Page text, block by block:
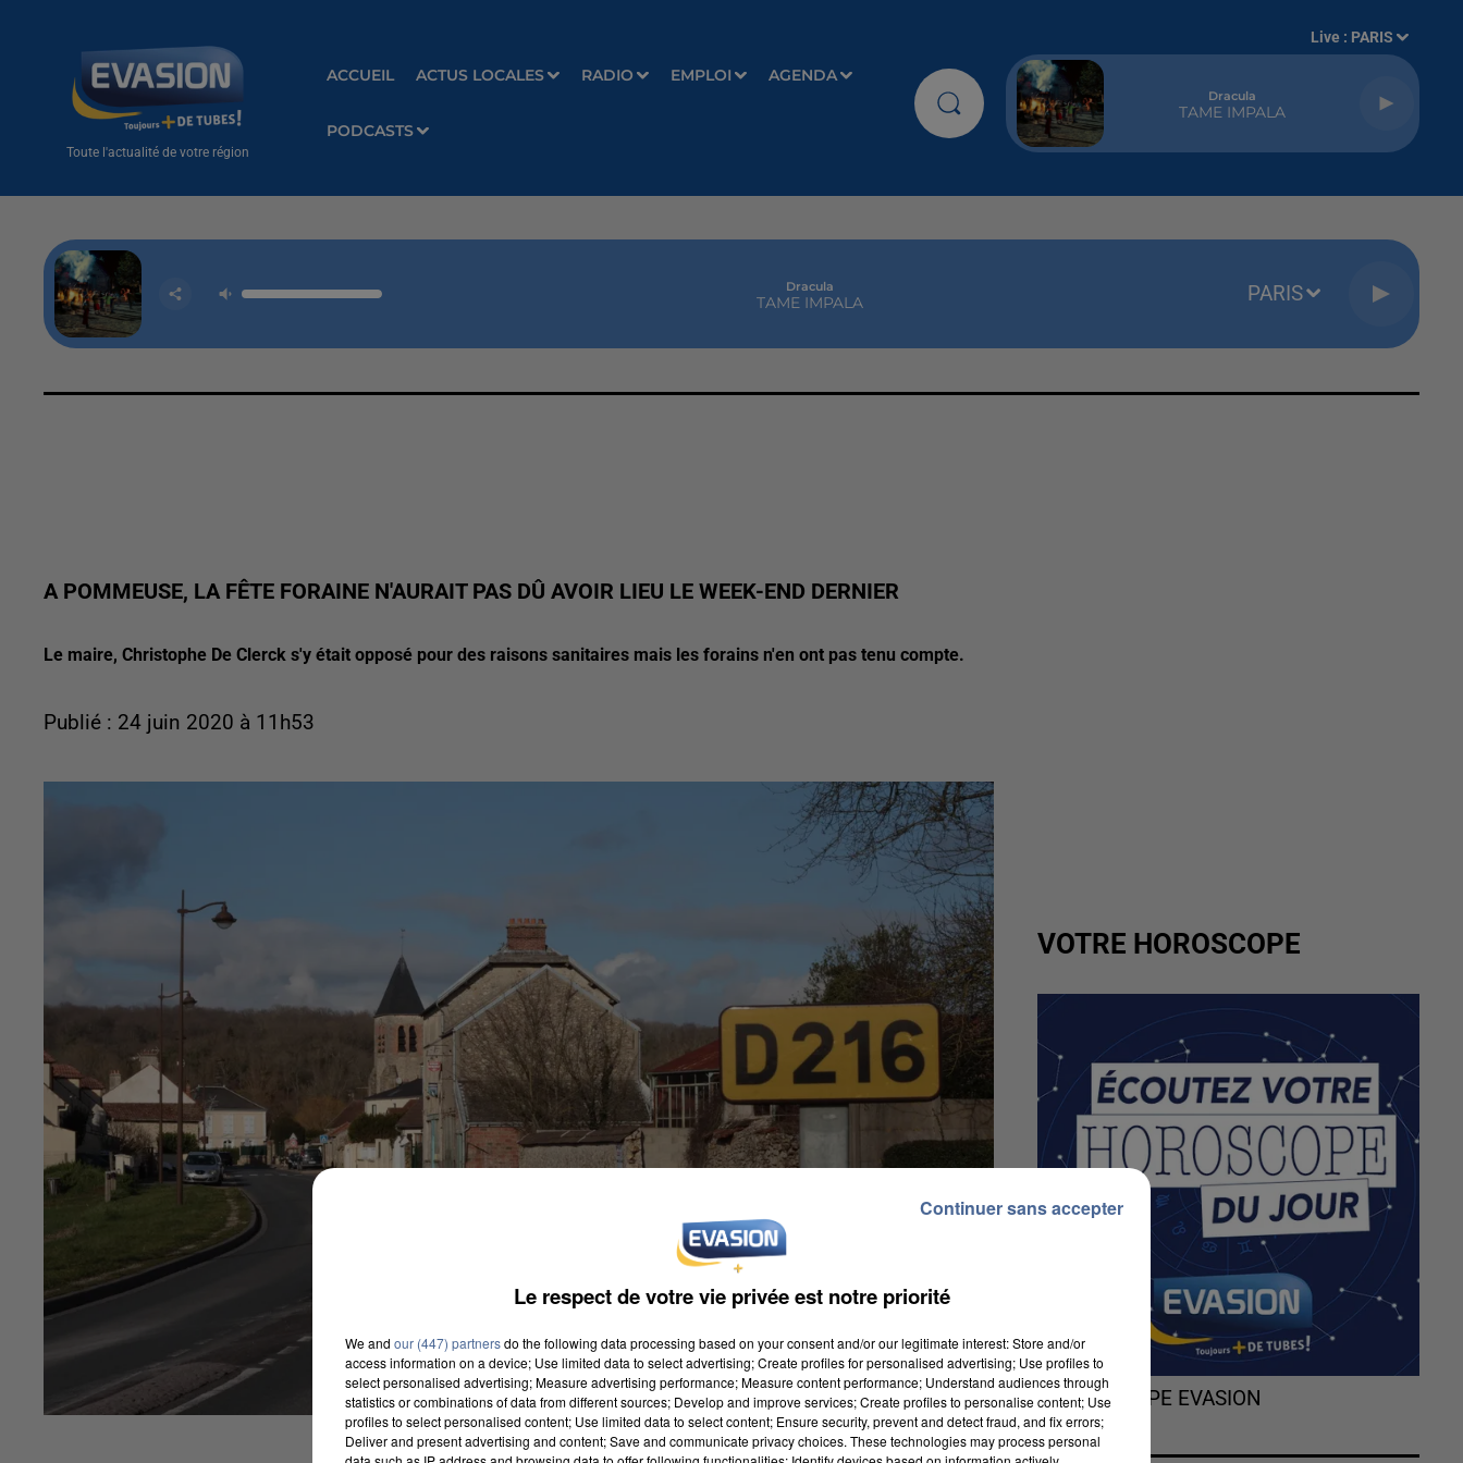
Toute l'actualité de votre région
ACCUEIL ACTUS LOCALES RADIO EMPLOI AGENDA
PODCASTS
Live : PARIS
Dracula
TAME IMPALA
Dracula
TAME IMPALA PARIS
A POMMEUSE, LA FÊTE FORAINE N'AURAIT PAS DÛ AVOIR LIEU LE WEEK-END DERNIER
Le maire, Christophe De Clerck s'y était opposé pour des raisons sanitaires mais les forains n'en ont pas tenu compte.
Publié : 24 juin 2020 à 11h53
VOTRE HOROSCOPE
L'HOROSCOPE EVASION
Le respect de votre vie privée est notre priorité
We and our (447) partnersdo the following data processing based on your consent and/or our legitimate interest: Store and/or
access information on a device; Use limited data to select advertising; Create profiles for personalised advertising; Use profiles to
select personalised advertising; Measure advertising performance; Measure content performance; Understand audiences through
statistics or combinations of data from different sources; Develop and improve services; Create profiles to personalise content; Use
profiles to select personalised content; Use limited data to select content; Ensure security, prevent and detect fraud, and fix errors;
Deliver and present advertising and content; Save and communicate privacy choices. These technologies may process personal
Continuer sans accepter